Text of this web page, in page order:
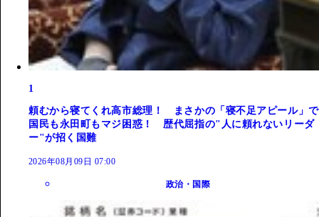
1
頼むから寝てくれ高市総理！ まさかの「寝不足アピール」で
国民も永田町もマジ困惑！ 歴代屈指の"人に頼れないリーダ
ー"が招く国難
2026年08月09日 07:00
政治・国際